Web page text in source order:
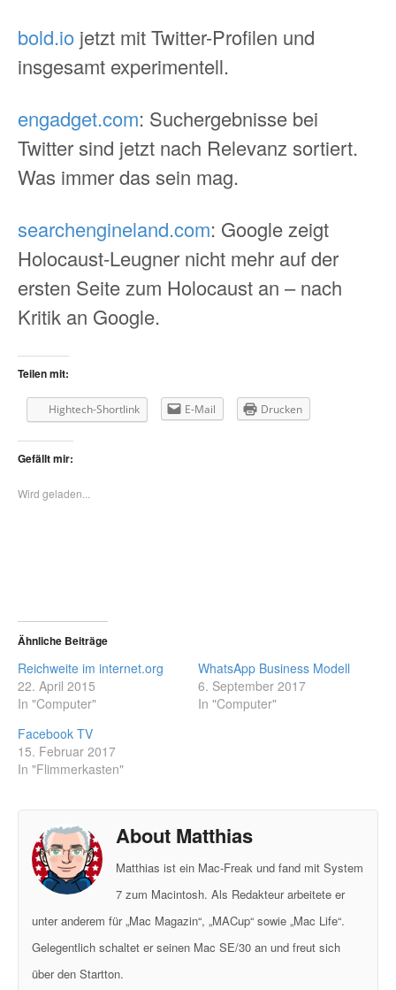
bold.io jetzt mit Twitter-Profilen und
insgesamt experimentell.
engadget.com: Suchergebnisse bei
Twitter sind jetzt nach Relevanz sortiert.
Was immer das sein mag.
searchengineland.com: Google zeigt
Holocaust-Leugner nicht mehr auf der
ersten Seite zum Holocaust an – nach
Kritik an Google.
Teilen mit:
Hightech-Shortlink E-Mail Drucken
Gefällt mir:
Wird geladen...
Ähnliche Beiträge
Reichweite im internet.org
22. April 2015
In "Computer"
WhatsApp Business Modell
6. September 2017
In "Computer"
Facebook TV
15. Februar 2017
In "Flimmerkasten"
About Matthias
Matthias ist ein Mac-Freak und fand mit System
7 zum Macintosh. Als Redakteur arbeitete er
unter anderem für „Mac Magazin“, „MACup“ sowie „Mac Life“.
Gelegentlich schaltet er seinen Mac SE/30 an und freut sich
über den Startton.